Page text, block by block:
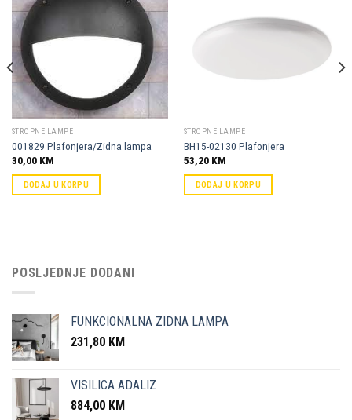
Dodaj u
omiljene
STROPNE LAMPE
001829 Plafonjera/Zidna lampa
30,00 KM
DODAJ U KORPU
Dodaj u
omiljene
STROPNE LAMPE
BH15-02130 Plafonjera
53,20 KM
DODAJ U KORPU
POSLJEDNJE DODANI
FUNKCIONALNA ZIDNA LAMPA
231,80 KM
VISILICA ADALIZ
884,00 KM